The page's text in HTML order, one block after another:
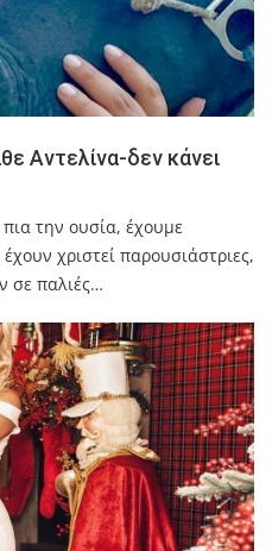
Αντελίνα-δεν κάνει
την ουσία, έχουμε
χριστεί παρουσιάστριες,
σε παλιές…